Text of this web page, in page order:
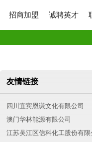
招商加盟 诚聘英才
友情链接
四川宜宾恩谦文化有限公司
澳门华林能源有限公司
江苏吴江区信科化工股份有限